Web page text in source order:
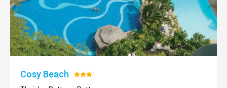
Cosy Beach Hodnotenie: